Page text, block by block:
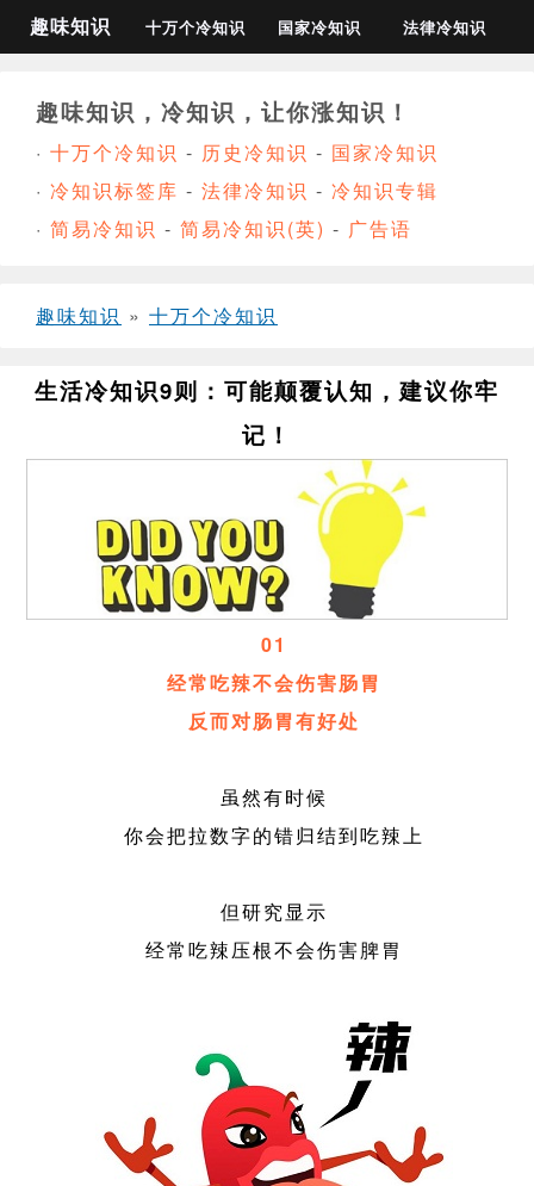
趣味知识 十万个冷知识 国家冷知识 法律冷知识
趣味知识，冷知识，让你涨知识！
· 十万个冷知识 - 历史冷知识 - 国家冷知识
· 冷知识标签库 - 法律冷知识 - 冷知识专辑
· 简易冷知识 - 简易冷知识(英) - 广告语
趣味知识 » 十万个冷知识
生活冷知识9则：可能颠覆认知，建议你牢
记！
01
经常吃辣不会伤害肠胃
反而对肠胃有好处
虽然有时候
你会把拉数字的错归结到吃辣上
但研究显示
经常吃辣压根不会伤害脾胃